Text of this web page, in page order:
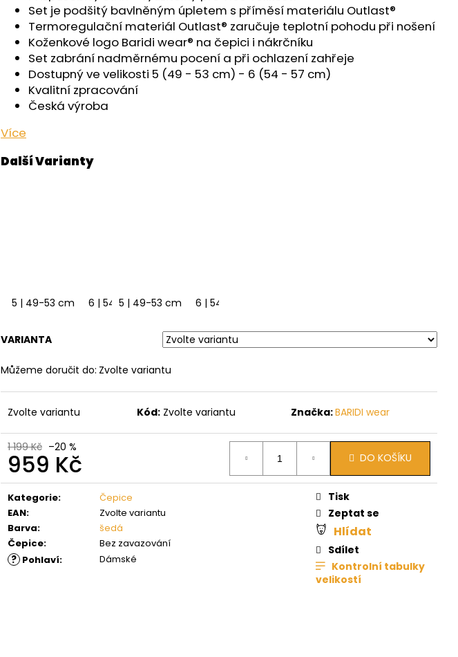
Set je podšitý bavlněným úpletem s příměsí materiálu Outlast®
Termoregulační materiál Outlast® zaručuje teplotní pohodu při nošení
Koženkové logo Baridi wear® na čepici i nákrčníku
Set zabrání nadměrnému pocení a při ochlazení zahřeje
Dostupný ve velikosti 5 (49 - 53 cm) - 6 (54 - 57 cm)
Kvalitní zpracování
Česká výroba
Více
5 | 49-53 cm 6 | 54-57 cm
5 | 49-53 cm 6 | 54-57 cm
VARIANTA
Můžeme doručit do: Zvolte variantu
Zvolte variantu Kód: Zvolte variantu Značka:BARIDI wear
1 199 Kč –20 %
959 Kč
Měrná
cena:
DO KOŠÍKU
Kategorie:
Čepice
EAN:
Zvolte variantu
Barva:
šedá
Čepice: Bez zavazování
? Pohlaví: Dámské
Tisk
Zeptat se
Hlídat
Sdílet
Kontrolní tabulky
velikostí
599 Kč